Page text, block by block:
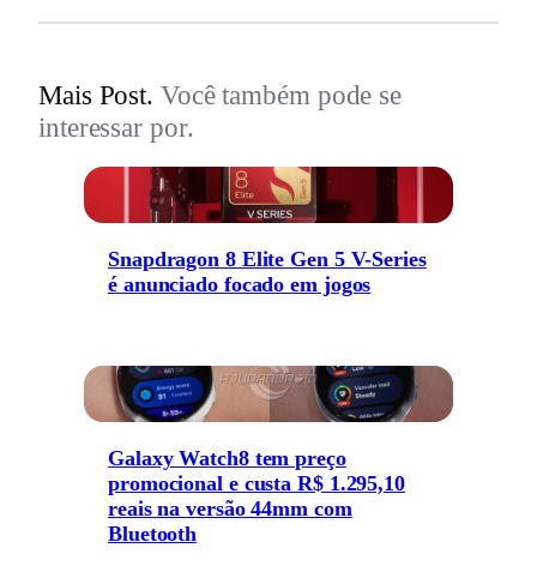
Mais Post. Você também pode se
interessar por.
Snapdragon 8 Elite Gen 5 V-Series
é anunciado focado em jogos
Galaxy Watch8 tem preço
promocional e custa R$ 1.295,10
reais na versão 44mm com
Bluetooth